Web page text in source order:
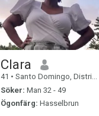
Clara
41 • Santo Domingo, Distrito Nacional, Dominikanska Rep.
Söker: Man 32 - 49
Ögonfärg: Hasselbrun